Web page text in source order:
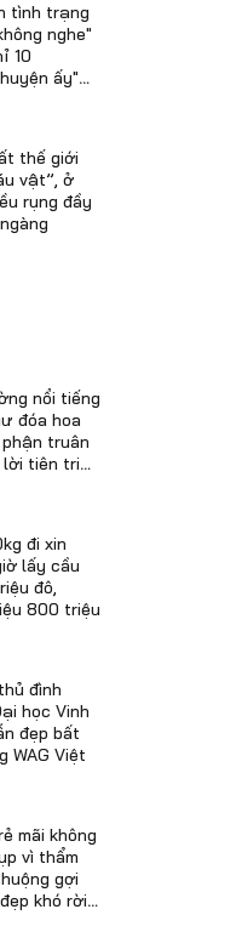
tình trạng
nghe"
10
ấy"
thế giới
vật”, ở
rụng đầy
nổi tiếng
đóa hoa
truân
lời tiên tri
đi xin
lấy cầu
đô,
800 triệu
đình
học Vinh
đẹp bất
WAG Việt
mãi không
vì thẩm
gợi
khó rời